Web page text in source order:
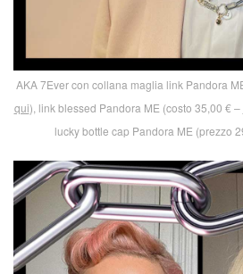
AKA 7Ever con collana maglia link Pandora
qui), link blessed Pandora ME (costo 35,00 € –
lucky bottle cap Pandora ME (prezzo